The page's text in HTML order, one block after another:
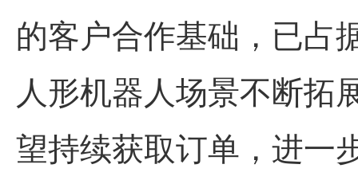
的客户合作基础，已占
人形机器人场景不断拓
望持续获取订单，进一